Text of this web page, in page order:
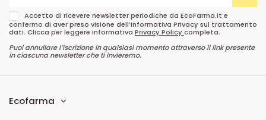
Accetto di ricevere newsletter periodiche da EcoFarma.it e
confermo di aver preso visione dell’informativa Privacy sul trattamento
dati. Clicca per leggere informativa Privacy Policycompleta.
Puoi annullare l’iscrizione in qualsiasi momento attraverso il link presente
in ciascuna newsletter che ti invieremo.
Ecofarma